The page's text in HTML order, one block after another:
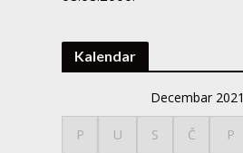
Kalendar
Decembar 2021
P U S Č P